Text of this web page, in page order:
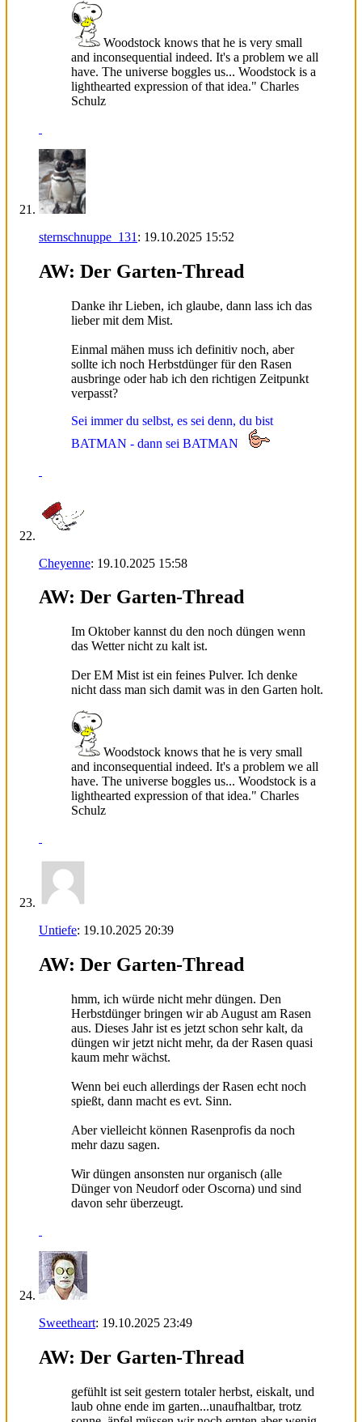
Woodstock knows that he is very small
and inconsequential indeed. It's a problem we all
have. The universe boggles us... Woodstock is a
lighthearted expression of that idea." Charles
Schulz
sternschnuppe_131 : 19.10.2025 15:52
AW: Der Garten-Thread
Danke ihr Lieben, ich glaube, dann lass ich das
lieber mit dem Mist.
Einmal mähen muss ich definitiv noch, aber
sollte ich noch Herbstdünger für den Rasen
ausbringe oder hab ich den richtigen Zeitpunkt
verpasst?
Sei immer du selbst, es sei denn, du bist
BATMAN - dann sei BATMAN
Cheyenne: 19.10.2025 15:58
AW: Der Garten-Thread
Im Oktober kannst du den noch düngen wenn
das Wetter nicht zu kalt ist.
Der EM Mist ist ein feines Pulver. Ich denke
nicht dass man sich damit was in den Garten holt.
Woodstock knows that he is very small
and inconsequential indeed. It's a problem we all
have. The universe boggles us... Woodstock is a
lighthearted expression of that idea." Charles
Schulz
Untiefe: 19.10.2025 20:39
AW: Der Garten-Thread
hmm, ich würde nicht mehr düngen. Den
Herbstdünger bringen wir ab August am Rasen
aus. Dieses Jahr ist es jetzt schon sehr kalt, da
düngen wir jetzt nicht mehr, da der Rasen quasi
kaum mehr wächst.
Wenn bei euch allerdings der Rasen echt noch
spießt, dann macht es evt. Sinn.
Aber vielleicht können Rasenprofis da noch
mehr dazu sagen.
Wir düngen ansonsten nur organisch (alle
Dünger von Neudorf oder Oscorna) und sind
davon sehr überzeugt.
Sweetheart: 19.10.2025 23:49
AW: Der Garten-Thread
gefühlt ist seit gestern totaler herbst, eiskalt, und
laub ohne ende im garten...unaufhaltbar, trotz